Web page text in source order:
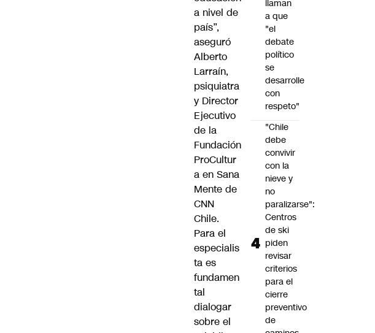
a nivel de
país”,
aseguró
Alberto
Larraín,
psiquiatra
y Director
Ejecutivo
de la
Fundación
ProCultur
a en Sana
Mente de
CNN
Chile.
Para el
especialis
ta es
fundamen
tal
dialogar
sobre el
llaman
a que
"el
debate
político
se
desarrolle
con
respeto"
"Chile
debe
convivir
con la
nieve y
no
paralizarse":
Centros
de ski
piden
revisar
criterios
para el
cierre
preventivo
de